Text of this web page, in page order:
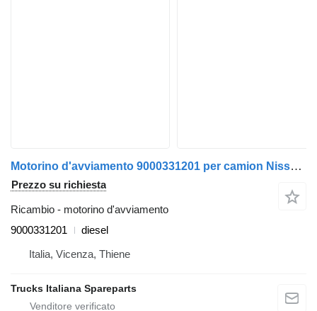
Motorino d'avviamento 9000331201 per camion Nissan L
Prezzo su richiesta
Ricambio - motorino d'avviamento
9000331201
diesel
Italia, Vicenza, Thiene
Trucks Italiana Spareparts